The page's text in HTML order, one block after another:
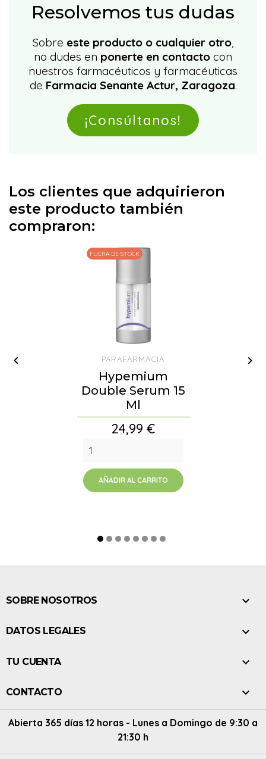
Resolvemos tus dudas
Sobre este producto o cualquier otro,
no dudes en ponerte en contacto con
nuestros farmacéuticos y farmacéuticas
de Farmacia Senante Actur, Zaragoza.
¡Consúltanos!
Los clientes que adquirieron
este producto también
compraron:
PARAFARMACIA
Hypemium
Double Serum 15
Ml
Precio
24,99 €
AÑADIR AL CARRITO
FUERA DE STOCK
 
SOBRE NOSOTROS 
DATOS LEGALES 
TU CUENTA 
CONTACTO 
Abierta 365 días 12 horas - Lunes a Domingo de 9:30 a
21:30 h